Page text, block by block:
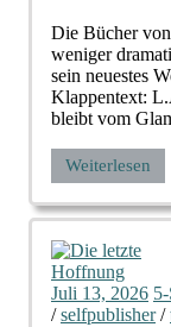
Die Bücher
weniger
sein neuestes
Klappentext:
bleibt vom
Weiterlesen
Juli 13, 2026
/selfpublisher/